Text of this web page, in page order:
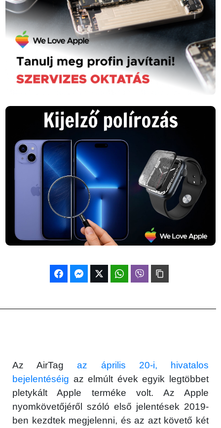
Az AirTagaz április 20-i, hivatalos
bejelentéséig az elmúlt évek egyik legtöbbet
pletykált Apple terméke volt. Az Apple
nyomkövetőjéről szóló első jelentések 2019-
ben kezdtek megjelenni, és az azt követő két